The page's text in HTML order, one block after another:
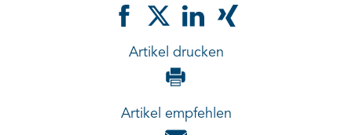
Artikel drucken
Artikel empfehlen